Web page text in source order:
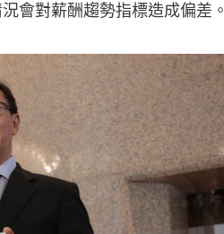
會對薪酬趨勢指標造成偏差。